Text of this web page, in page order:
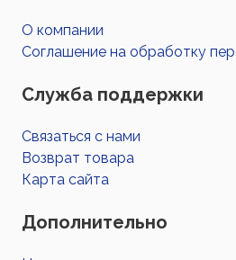
О компании
Соглашение на обработку
Служба поддержки
Связаться с нами
Возврат товара
Карта сайта
Дополнительно